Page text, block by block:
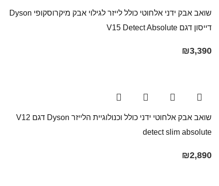
שואב אבק ידני אלחוטי כולל לייזר לגילוי אבק מיקרוסקופי Dyson
דייסון דגם V15 Detect Absolute
₪3,390
שואב אבק אלחוטי ידני כולל וכנולוגיית הלייזר Dyson דגם V12
detect slim absolute
₪2,890